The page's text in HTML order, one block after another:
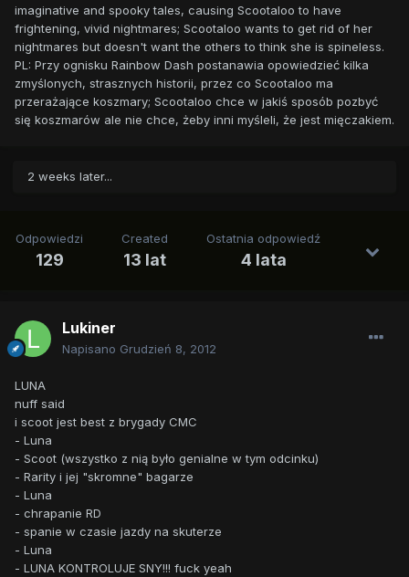
imaginative and spooky tales, causing Scootaloo to have
frightening, vivid nightmares; Scootaloo wants to get rid of her
nightmares but doesn't want the others to think she is spineless.
PL: Przy ognisku Rainbow Dash postanawia opowiedzieć kilka
zmyślonych, strasznych historii, przez co Scootaloo ma
przerażające koszmary; Scootaloo chce w jakiś sposób pozbyć
się koszmarów ale nie chce, żeby inni myśleli, że jest mięczakiem.
2 weeks later...
Odpowiedzi
129
Created
13 lat
Ostatnia odpowiedź
4 lata
Lukiner
Napisano Grudzień 8, 2012
LUNA
nuff said
i scoot jest best z brygady CMC
- Luna
- Scoot (wszystko z nią było genialne w tym odcinku)
- Rarity i jej "skromne" bagarze
- Luna
- chrapanie RD
- spanie w czasie jazdy na skuterze
- Luna
- LUNA KONTROLUJE SNY!!! fuck yeah